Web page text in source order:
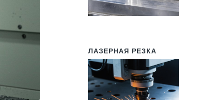
ЛАЗЕРНАЯ РЕЗКА